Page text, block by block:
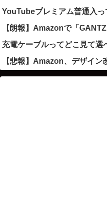
YouTubeプレミアム普通入っ
【朗報】Amazonで「
充電ケーブルってどこ見て選
【悲報】Amazon、デザイン